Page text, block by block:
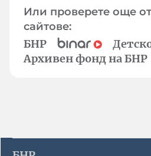
Или проверете още
сайтове:
БНР
Архивен фонд на БНР